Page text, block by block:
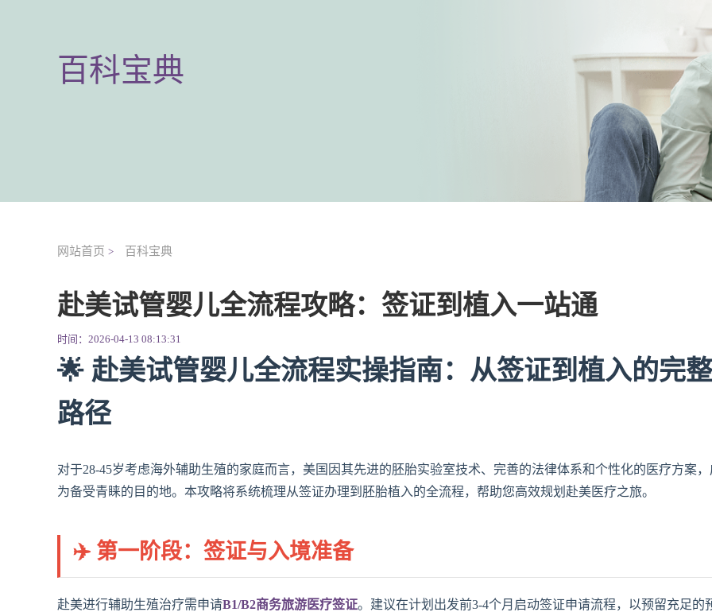
百科宝典
网站首页 > 百科宝典
赴美试管婴儿全流程攻略：签证到植入一站通
时间：2026-04-13 08:13:31
🌟 赴美试管婴儿全流程实操指南：从签证到植入的完整
路径
对于28-45岁考虑海外辅助生殖的家庭而言，美国因其先进的胚胎实验室技术、完善的法律体系和个性化的医疗方案，
为备受青睐的目的地。本攻略将系统梳理从签证办理到胚胎植入的全流程，帮助您高效规划赴美医疗之旅。
✈️ 第一阶段：签证与入境准备
赴美进行辅助生殖治疗需申请B1/B2商务旅游医疗签证。建议在计划出发前3-4个月启动签证申请流程，以预留充足的